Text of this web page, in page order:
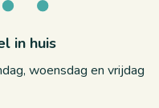
in huis
woensdag en vrijdag